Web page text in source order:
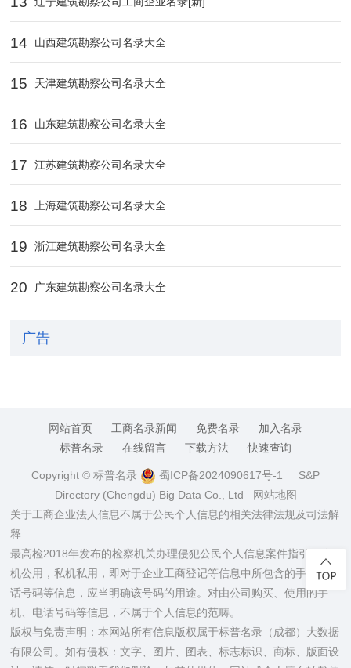
14 山西建筑勘察公司名录大全
15 天津建筑勘察公司名录大全
16 山东建筑勘察公司名录大全
17 江苏建筑勘察公司名录大全
18 上海建筑勘察公司名录大全
19 浙江建筑勘察公司名录大全
20 广东建筑勘察公司名录大全
广告
网站首页 工商名录新闻 免费名录
加入名录
标普名录
在线留言 下载方法 快速查询
Copyright © 标普名录 蜀ICP备2024090617号-1
S&P
Directory (Chengdu) Big Data Co., Ltd
网站地图
关于工商企业法人信息不属于公民个人信息的相关法律法规及司法解
释
最高检2018年发布的检察机关办理侵犯公民个人信息案件指引：公
机公用，私机私用，即对于企业工商登记等信息中所包含的手机、电
话号码等信息，应当明确该号码的用途。对由公司购买、使用的手
机、电话号码等信息，不属于个人信息的范畴。
版权与免责声明：本网站所有信息版权属于标普名录（成都）大数据
有限公司。如有侵权：文字、图片、图表、标志标识、商标、版面设